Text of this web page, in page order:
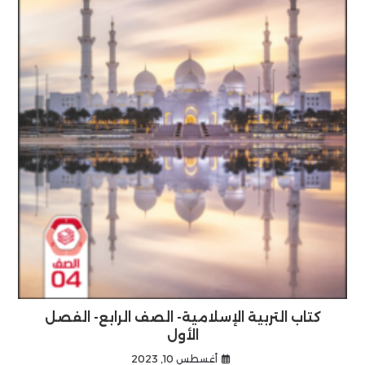
كتاب التربية الإسلامية- الصف الرابع- الفصل
الأول
أغسطس 10, 2023